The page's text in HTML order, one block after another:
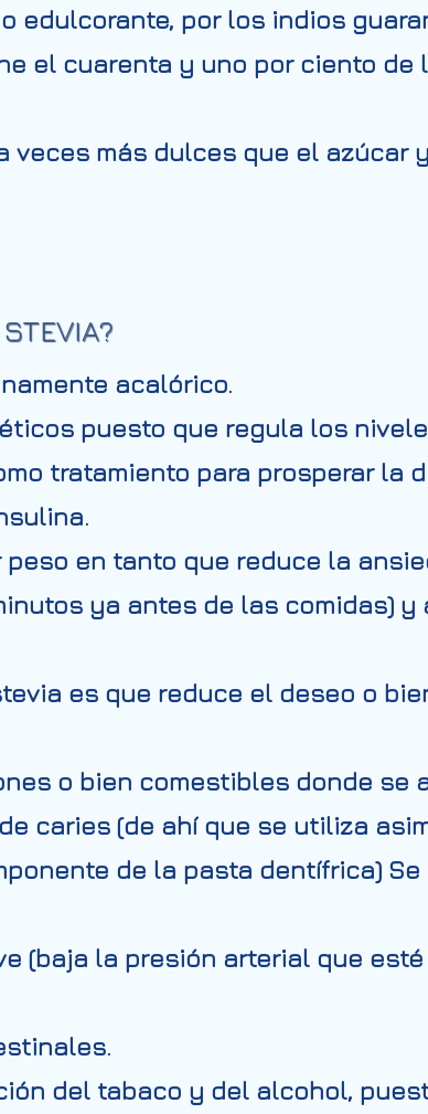
edulcorante, por los indios
el cuarenta y uno por ciento de
veces más dulces que el azúcar
acalórico.
puesto que regula los
tratamiento para prosperar la
en tanto que reduce la
ya antes de las comidas)
es que reduce el deseo o
o bien comestibles donde se
caries (de ahí que se utiliza
de la pasta dentífrica)
(baja la presión arterial que
del tabaco y del alcohol,